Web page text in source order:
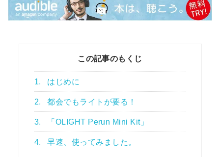
この記事のもくじ
1. はじめに
2. 都会でもライトが要る！
3. 「OLIGHT Perun Mini Kit」
4. 早速、使ってみました。